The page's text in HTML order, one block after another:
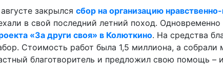
закрылся сбор на организацию
в свой последний летний поход.
«За други своя» в Колюткино. На средства
Стоимость работ была 1,5 миллиона, а собрали
благотворитель и предложил свою помощь